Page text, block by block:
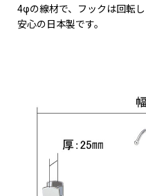
4φの線材で、フックは回転し
安心の日本製です。